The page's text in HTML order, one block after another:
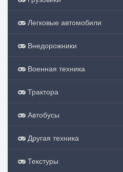
Легковые автомобили
Внедорожники
Военная техника
Трактора
Автобусы
Другая техника
Текстуры